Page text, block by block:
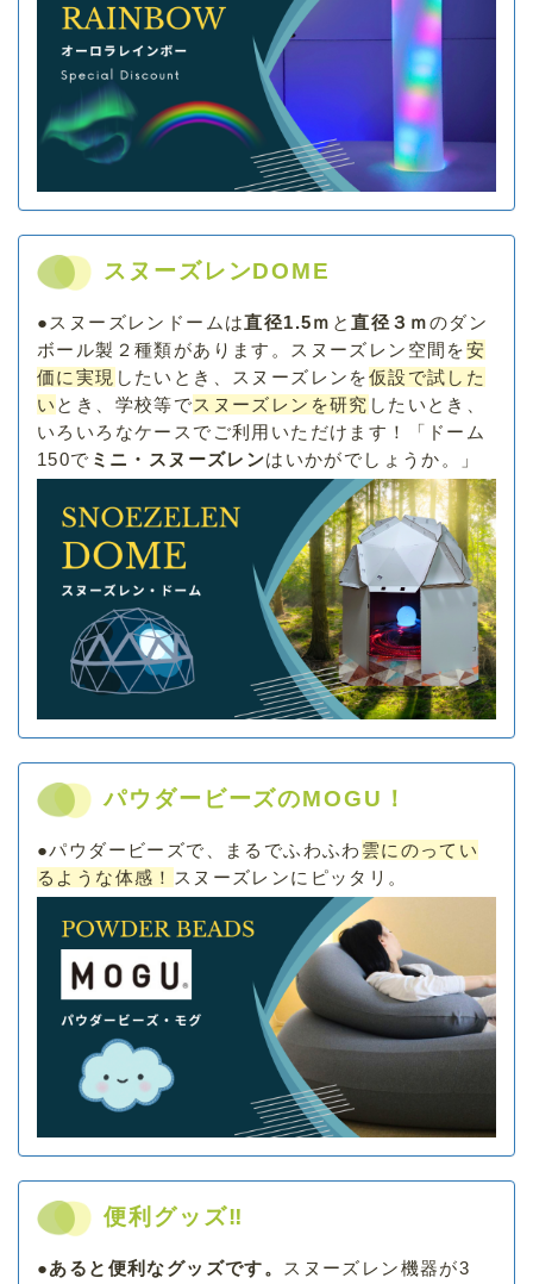
スヌーズレンDOME
● スヌーズレンドームは直径1.5ｍ と直径３ｍのダン
ボール製２種類があります。スヌーズレン空間を安
価に実現 したいとき、スヌーズレンを仮設で試した
い とき、学校等でスヌーズレンを研究 したいとき、
いろいろなケースでご利用いただけます！「ドーム
150で ミニ・スヌーズレンはいかがでしょうか。」
パウダービーズのMOGU！
●パウダービーズで、まるでふわふわ 雲にのってい
るような体感！ スヌーズレンにピッタリ。
便利グッズ‼
●あると便利なグッズです。
スヌーズレン機器が3